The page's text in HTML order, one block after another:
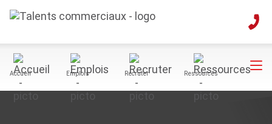
Accueil Emplois Recruter Ressources